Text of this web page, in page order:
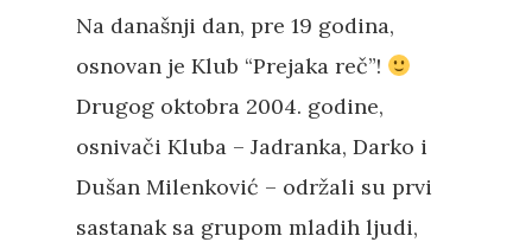
Na današnji dan, pre 19 godina,
osnovan je Klub “Prejaka reč”!
Drugog oktobra 2004. godine,
osnivači Kluba – Jadranka, Darko i
Dušan Milenković – održali su prvi
sastanak sa grupom mladih ljudi,